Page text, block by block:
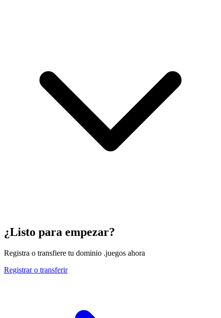
¿Listo para empezar?
Registra o transfiere tu dominio .juegos ahora
Registrar o transferir